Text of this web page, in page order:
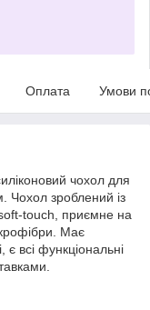
Оплата Умови
чохол для
Чохол зроблений із
soft-touch, приємне на
Має
є всі функціональні